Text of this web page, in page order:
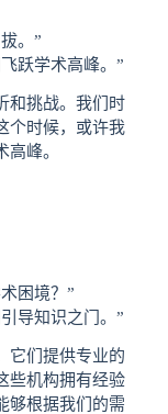
。”
跃学术高峰。”
和挑战。我们时
个时候，或许我
峰。
困境？”
导知识之门。”
它们提供专业的
些机构拥有经验
够根据我们的需